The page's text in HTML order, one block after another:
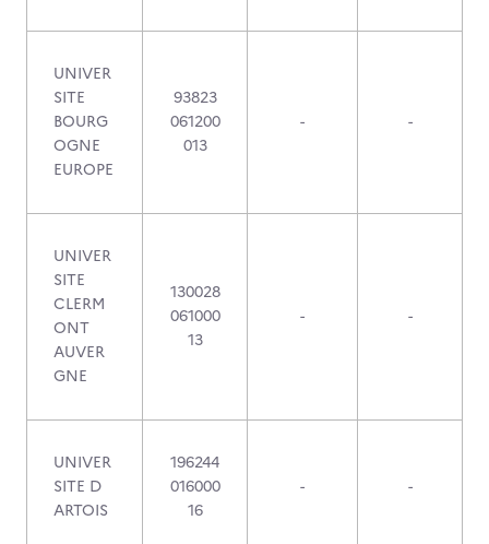
UNIVER
SITE
BOURG
OGNE
EUROPE
93823
061200
013
- -
UNIVER
SITE
CLERM
ONT
AUVER
GNE
130028
061000
13
- -
UNIVER
SITE D
ARTOIS
196244
016000
16
- -